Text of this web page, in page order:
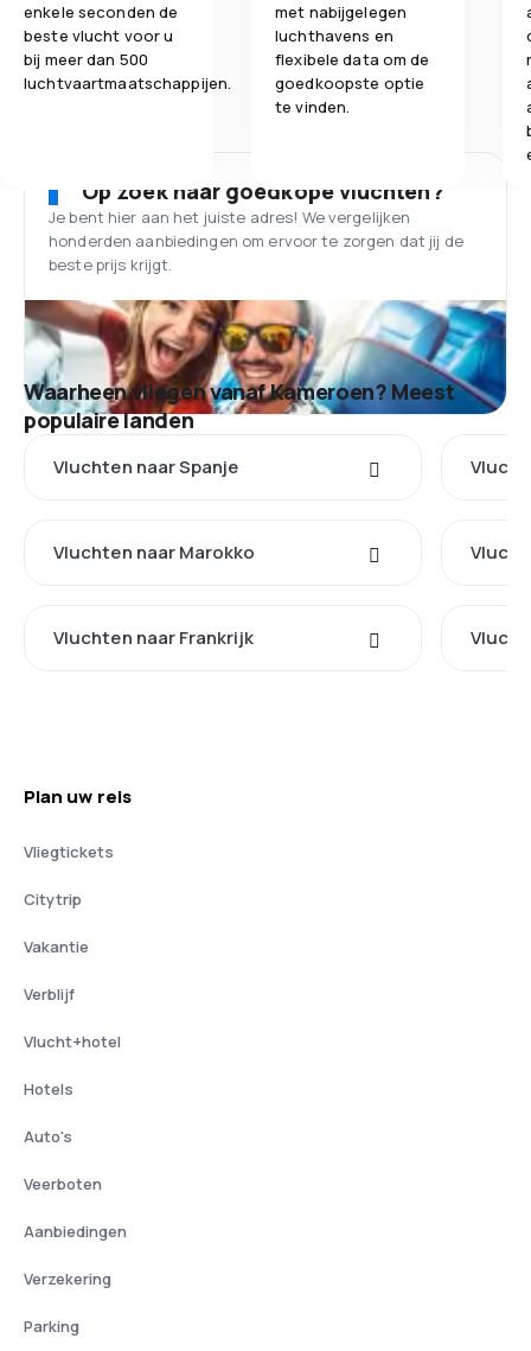
enkele seconden de
beste vlucht voor u
bij meer dan 500
luchtvaartmaatschappijen.
met nabijgelegen
luchthavens en
flexibele data om de
goedkoopste optie
te vinden.
Op zoek naar goedkope vluchten?
Je bent hier aan het juiste adres! We vergelijken
honderden aanbiedingen om ervoor te zorgen dat jij de
beste prijs krijgt.
Waarheen vliegen vanaf Kameroen? Meest
populaire landen
Vluchten naar Spanje
Vluchten naar Marokko
Vluchten naar Frankrijk
Plan uw reis
Vliegtickets
Citytrip
Vakantie
Verblijf
Vlucht+hotel
Hotels
Auto's
Veerboten
Aanbiedingen
Verzekering
Parking